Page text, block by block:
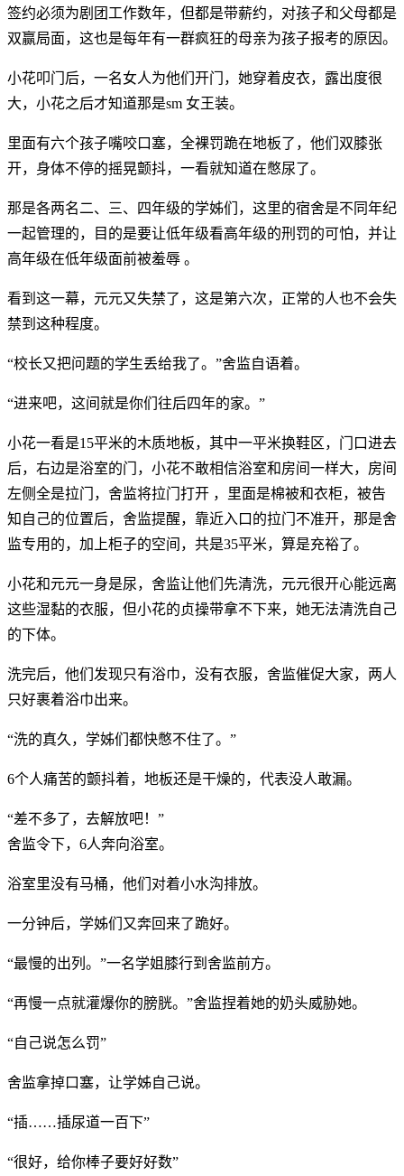
签约必须为剧团工作数年，但都是带薪约，对孩子和父母都是
双赢局面，这也是每年有一群疯狂的母亲为孩子报考的原因。
小花叩门后，一名女人为他们开门，她穿着皮衣，露出度很
大，小花之后才知道那是sm 女王装。
里面有六个孩子嘴咬口塞，全裸罚跪在地板了，他们双膝张
开，身体不停的摇晃颤抖，一看就知道在憋尿了。
那是各两名二、三、四年级的学姊们，这里的宿舍是不同年纪
一起管理的，目的是要让低年级看高年级的刑罚的可怕，并让
高年级在低年级面前被羞辱 。
看到这一幕，元元又失禁了，这是第六次，正常的人也不会失
禁到这种程度。
“校长又把问题的学生丢给我了。”舍监自语着。
“进来吧，这间就是你们往后四年的家。”
小花一看是15平米的木质地板，其中一平米换鞋区，门口进去
后，右边是浴室的门，小花不敢相信浴室和房间一样大，房间
左侧全是拉门，舍监将拉门打开 ，里面是棉被和衣柜，被告
知自己的位置后，舍监提醒，靠近入口的拉门不准开，那是舍
监专用的，加上柜子的空间，共是35平米，算是充裕了。
小花和元元一身是尿，舍监让他们先清洗，元元很开心能远离
这些湿黏的衣服，但小花的贞操带拿不下来，她无法清洗自己
的下体。
洗完后，他们发现只有浴巾，没有衣服，舍监催促大家，两人
只好裹着浴巾出来。
“洗的真久，学姊们都快憋不住了。”
6个人痛苦的颤抖着，地板还是干燥的，代表没人敢漏。
“差不多了，去解放吧！”
舍监令下，6人奔向浴室。
浴室里没有马桶，他们对着小水沟排放。
一分钟后，学姊们又奔回来了跪好。
“最慢的出列。”一名学姐膝行到舍监前方。
“再慢一点就灌爆你的膀胱。”舍监捏着她的奶头威胁她。
“自己说怎么罚”
舍监拿掉口塞，让学姊自己说。
“插……插尿道一百下”
“很好，给你棒子要好好数”